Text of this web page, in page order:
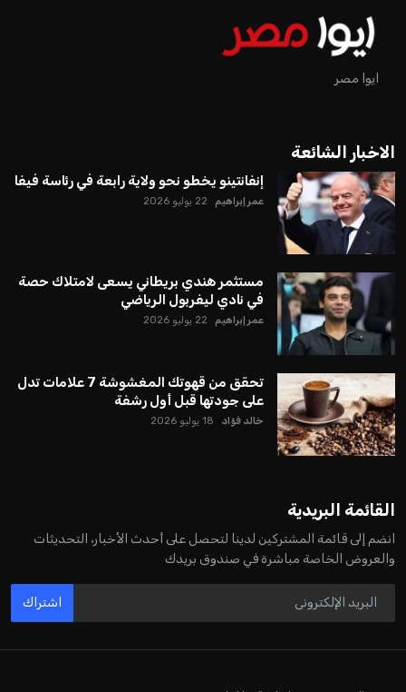
ايوا مصر
الاخبار الشائعة
إنفانتينو يخطو نحو ولاية رابعة في رئاسة فيفا
عمر إبراهيم 22 يوليو 2026
مستثمر هندي بريطاني يسعى لامتلاك حصة
في نادي ليفربول الرياضي
عمر إبراهيم 22 يوليو 2026
تحقق من قهوتك المغشوشة 7 علامات تدل
على جودتها قبل أول رشفة
خالد فؤاد 18 يوليو 2026
القائمة البريدية
انضم إلى قائمة المشتركين لدينا لتحصل على أحدث الأخبار، التحديثات
والعروض الخاصة مباشرة في صندوق بريدك
اشتراك